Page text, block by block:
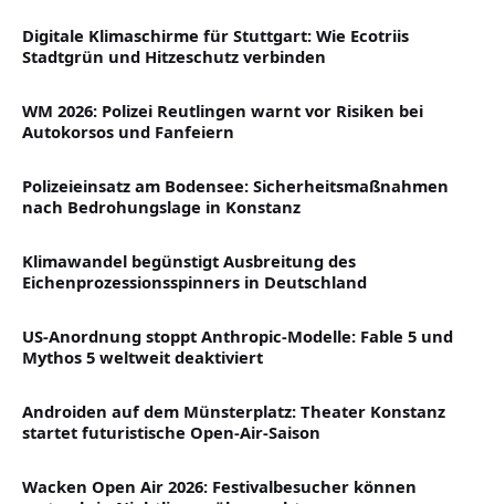
Digitale Klimaschirme für Stuttgart: Wie Ecotriis
Stadtgrün und Hitzeschutz verbinden
WM 2026: Polizei Reutlingen warnt vor Risiken bei
Autokorsos und Fanfeiern
Polizeieinsatz am Bodensee: Sicherheitsmaßnahmen
nach Bedrohungslage in Konstanz
Klimawandel begünstigt Ausbreitung des
Eichenprozessionsspinners in Deutschland
US-Anordnung stoppt Anthropic-Modelle: Fable 5 und
Mythos 5 weltweit deaktiviert
Androiden auf dem Münsterplatz: Theater Konstanz
startet futuristische Open-Air-Saison
Wacken Open Air 2026: Festivalbesucher können